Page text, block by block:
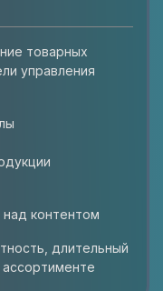
товарных
управления
контентом
длительный